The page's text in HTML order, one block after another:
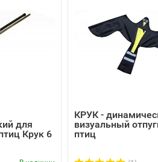
для
Крук 6
КРУК -
визуальный
птиц